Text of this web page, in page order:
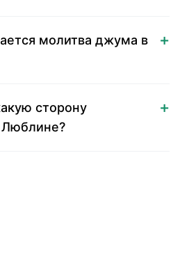
молитва джума в
сторону
Люблине?